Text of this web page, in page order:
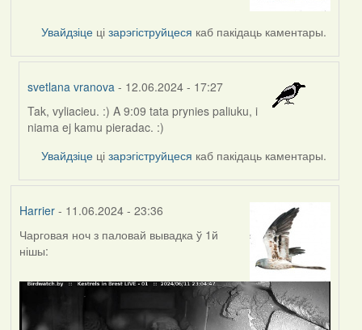
Увайдзіце цізарэгіструйцеся каб пакідаць каментары.
svetlana vranova - 12.06.2024 - 17:27
In
reply
Harrier
Tak, vyliacieu. :) A 9:09 tata prynies paliuku, i
niama ej kamu pieradac. :)
Увайдзіце цізарэгіструйцеся каб пакідаць каментары.
Harrier- 11.06.2024 - 23:36
Чарговая ноч з паловай вывадка ў 1й
нішы: